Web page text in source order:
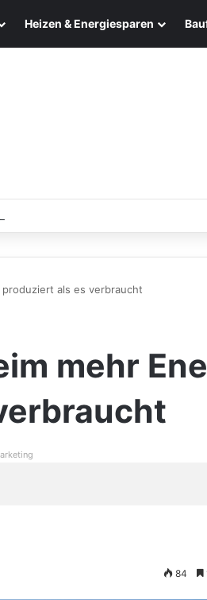
Heizen & Energiesparen
Eleganz und Nachhaltigkeit für Ihr
als es verbraucht
mehr
84